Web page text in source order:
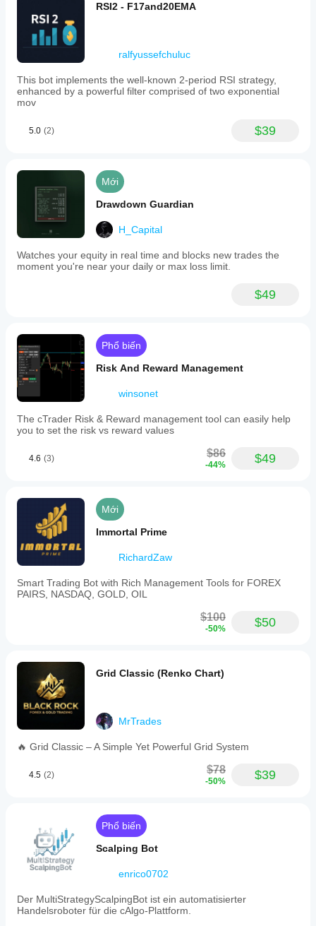
RSI2 - F17and20EMA
ralfyussefchuluc
This bot implements the well-known 2-period RSI strategy,
enhanced by a powerful filter comprised of two exponential
mov
5.0 (2) $39
Mới
Drawdown Guardian
H_Capital
Watches your equity in real time and blocks new trades the
moment you're near your daily or max loss limit.
$49
Phổ biến
Risk And Reward Management
winsonet
The cTrader Risk & Reward management tool can easily help
you to set the risk vs reward values
4.6 (3) $86
-44% $49
Mới
Immortal Prime
RichardZaw
Smart Trading Bot with Rich Management Tools for FOREX
PAIRS, NASDAQ, GOLD, OIL
$100
-50% $50
Grid Classic (Renko Chart)
MrTrades
🔥 Grid Classic – A Simple Yet Powerful Grid System
4.5 (2) $78
-50% $39
Phổ biến
Scalping Bot
enrico0702
Der MultiStrategyScalpingBot ist ein automatisierter
Handelsroboter für die cAlgo-Plattform.